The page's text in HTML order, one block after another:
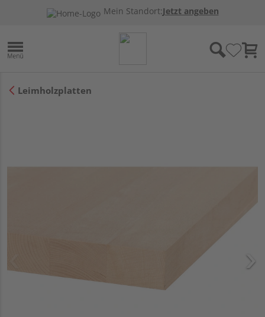
Mein Standort:Jetzt angeben
Leimholzplatten